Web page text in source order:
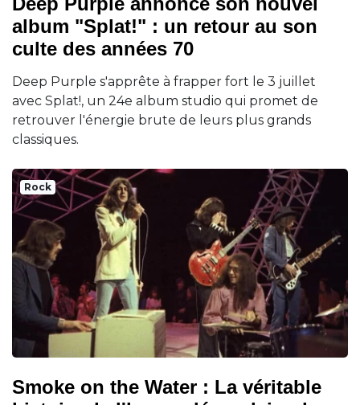
album "Splat!" : un retour au son
culte des années 70
Deep Purple s'apprête à frapper fort le 3 juillet
avec Splat!, un 24e album studio qui promet de
retrouver l'énergie brute de leurs plus grands
classiques.
Rock
Smoke on the Water : La véritable